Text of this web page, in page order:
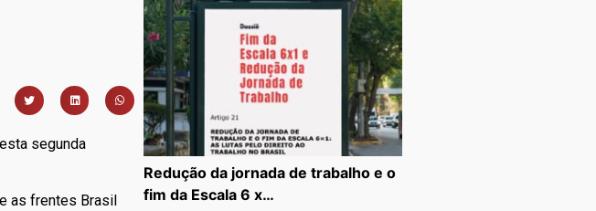
segunda
e as frentes Brasil
Redução da jornada de trabalho e o
fim da Escala 6 x…